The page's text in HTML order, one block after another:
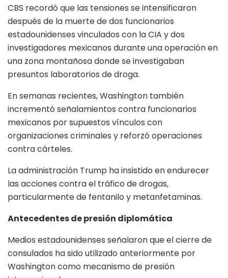
CBS recordó que las tensiones se intensificaron
después de la muerte de dos funcionarios
estadounidenses vinculados con la CIA y dos
investigadores mexicanos durante una operación en
una zona montañosa donde se investigaban
presuntos laboratorios de droga.
En semanas recientes, Washington también
incrementó señalamientos contra funcionarios
mexicanos por supuestos vínculos con
organizaciones criminales y reforzó operaciones
contra cárteles.
La administración Trump ha insistido en endurecer
las acciones contra el tráfico de drogas,
particularmente de fentanilo y metanfetaminas.
Antecedentes de presión diplomática
Medios estadounidenses señalaron que el cierre de
consulados ha sido utilizado anteriormente por
Washington como mecanismo de presión